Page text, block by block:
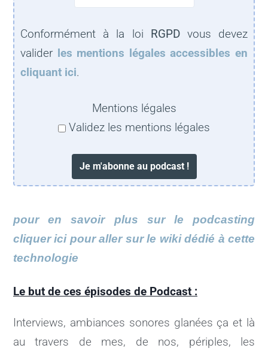
Conformément à la loi RGPDvous devez
valider les mentions légales accessibles en
cliquant ici.
Mentions légales
Validez les mentions légales
pour en savoir plus sur le podcasting
cliquer ici pour aller sur le wiki dédié à cette
technologie
Le but de ces épisodes de Podcast :
Interviews, ambiances sonores glanées ça et là
au travers de mes, de nos, périples, les